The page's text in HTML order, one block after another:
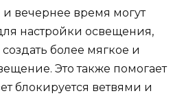
вечернее время могут
настройки освещения,
более мягкое и
Это также помогает
блокируется ветвями и